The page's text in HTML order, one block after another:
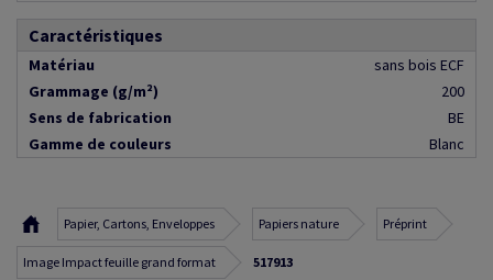
Caractéristiques
Matériau
sans bois ECF
Grammage (g/m²)
200
Sens de fabrication
BE
Gamme de couleurs
Blanc
Papier, Cartons, Enveloppes Papiers nature Préprint
Image Impact feuille grand format 517913